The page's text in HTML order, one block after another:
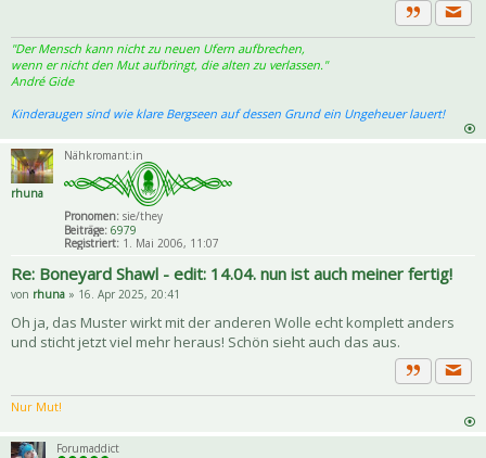
Zitat
"Der Mensch kann nicht zu neuen Ufern aufbrechen,
wenn er nicht den Mut aufbringt, die alten zu verlassen."
André Gide
Kinderaugen sind wie klare Bergseen auf dessen Grund ein Ungeheuer lauert!
rhuna
Nähkromant:in
Pronomen:sie/they
Beiträge: 6979
Registriert:1. Mai 2006, 11:07
Re: Boneyard Shawl - edit: 14.04. nun ist auch meiner fertig!
von rhuna » 16. Apr 2025, 20:41
Oh ja, das Muster wirkt mit der anderen Wolle echt komplett anders
und sticht jetzt viel mehr heraus! Schön sieht auch das aus.
Zitat
Nur Mut!
Forumaddict